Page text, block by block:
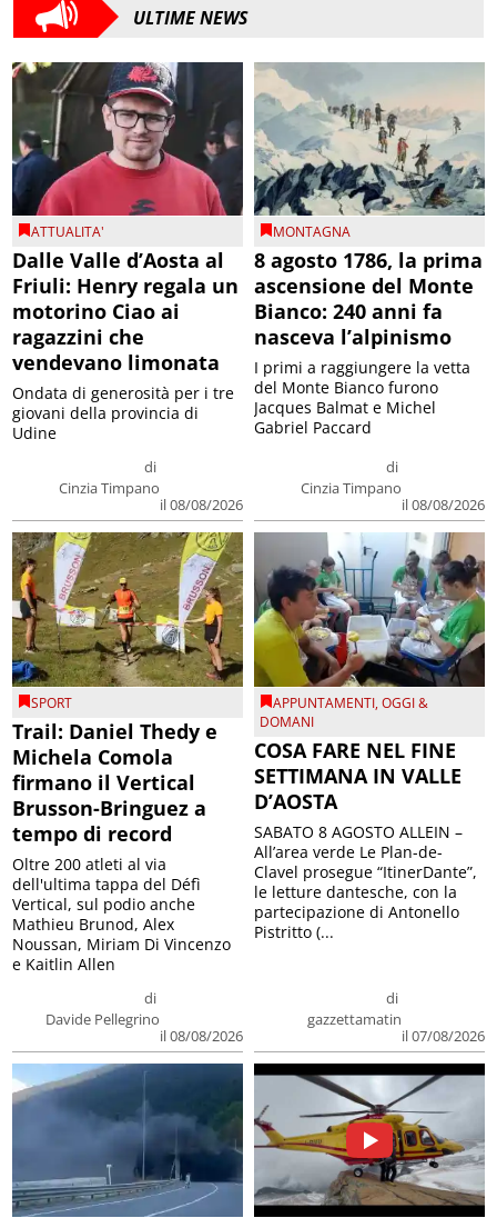
ULTIME NEWS
ATTUALITA'
Dalle Valle d’Aosta al
Friuli: Henry regala un
motorino Ciao ai
ragazzini che
vendevano limonata
di
Cinzia Timpano
il 08/08/2026
Ondata di generosità per i tre
giovani della provincia di
Udine
MONTAGNA
8 agosto 1786, la prima
ascensione del Monte
Bianco: 240 anni fa
nasceva l’alpinismo
di
Cinzia Timpano
il 08/08/2026
I primi a raggiungere la vetta
del Monte Bianco furono
Jacques Balmat e Michel
Gabriel Paccard
SPORT
Trail: Daniel Thedy e
Michela Comola
firmano il Vertical
Brusson-Bringuez a
tempo di record
di
Davide Pellegrino
il 08/08/2026
Oltre 200 atleti al via
dell'ultima tappa del Défì
Vertical, sul podio anche
Mathieu Brunod, Alex
Noussan, Miriam Di Vincenzo
e Kaitlin Allen
APPUNTAMENTI,OGGI &
DOMANI
COSA FARE NEL FINE
SETTIMANA IN VALLE
D’AOSTA
di
gazzettamatin
il 07/08/2026
SABATO 8 AGOSTO ALLEIN –
All’area verde Le Plan-de-
Clavel prosegue “ItinerDante”,
le letture dantesche, con la
partecipazione di Antonello
Pistritto (...